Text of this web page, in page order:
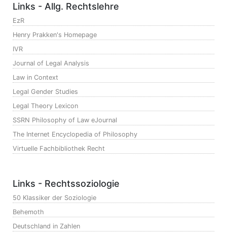
Links - Allg. Rechtslehre
EzR
Henry Prakken's Homepage
IVR
Journal of Legal Analysis
Law in Context
Legal Gender Studies
Legal Theory Lexicon
SSRN Philosophy of Law eJournal
The Internet Encyclopedia of Philosophy
Virtuelle Fachbibliothek Recht
Links - Rechtssoziologie
50 Klassiker der Soziologie
Behemoth
Deutschland in Zahlen